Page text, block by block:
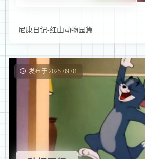
尼康日记-红山动物园篇
发布于 2025-09-01